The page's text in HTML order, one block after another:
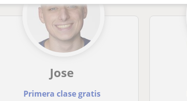
Jose
Primera clase gratis